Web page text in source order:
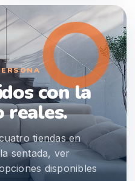
con la
reales.
tiendas en
sentada, ver
disponibles